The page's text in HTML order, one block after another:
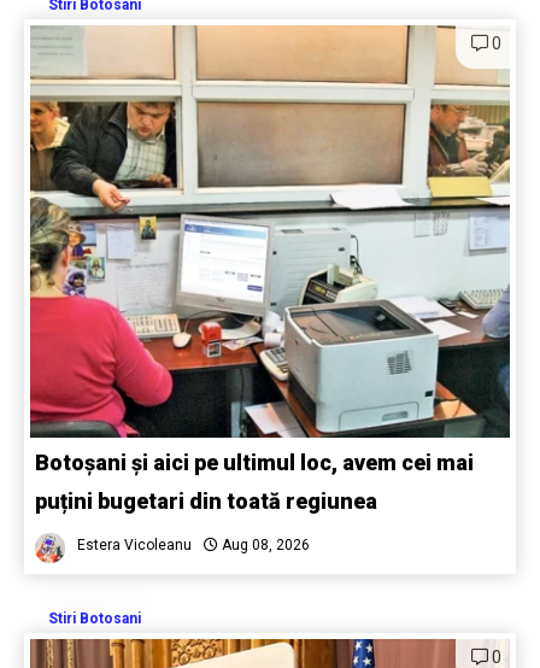
Stiri Botosani
0
Botoșani și aici pe ultimul loc, avem cei mai
puțini bugetari din toată regiunea
Estera Vicoleanu Aug 08, 2026
Stiri Botosani
0